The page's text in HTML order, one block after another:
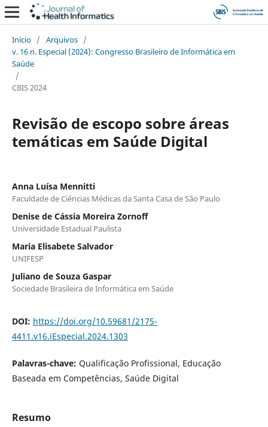
Início / Arquivos /
v. 16 n. Especial (2024): Congresso Brasileiro de Informática em
Saúde
/
CBIS 2024
Revisão de escopo sobre áreas
temáticas em Saúde Digital
Anna Luísa Mennitti
Faculdade de Ciências Médicas da Santa Casa de São Paulo
Denise de Cássia Moreira Zornoff
Universidade Estadual Paulista
Maria Elisabete Salvador
UNIFESP
Juliano de Souza Gaspar
Sociedade Brasileira de Informática em Saúde
DOI: https://doi.org/10.59681/2175-
4411.v16.iEspecial.2024.1303
Palavras-chave: Qualificação Profissional, Educação
Baseada em Competências, Saúde Digital
Resumo